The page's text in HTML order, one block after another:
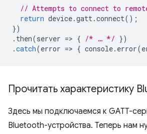
// Attempts to connect to
return device.gatt.connect();
})
. then(server => { /* … */ })
.catch(error => { console. error(
Прочитать характеристику
Здесь мы подключаемся к GATT-
Bluetooth-устройства. Теперь нам